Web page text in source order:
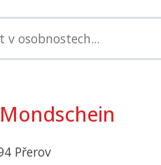
Přerov